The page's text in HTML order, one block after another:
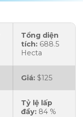
Tổng diện
tích: 688.5
Hecta
Giá: $125
Tỷ lệ lấp
đầy: 84 %